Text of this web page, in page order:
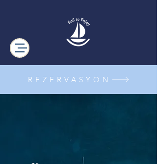
REZERVASYON